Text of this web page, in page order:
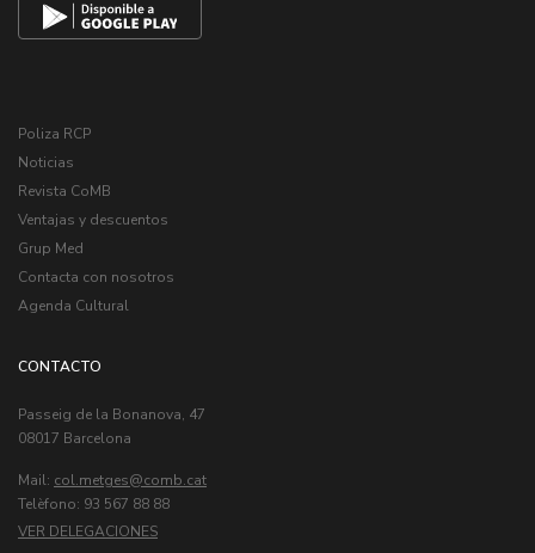
Poliza RCP
Noticias
Revista CoMB
Ventajas y descuentos
Grup Med
Contacta con nosotros
Agenda Cultural
CONTACTO
Passeig de la Bonanova, 47
08017 Barcelona
Mail: col.metges
Telèfono: 93 567 88 88
VER DELEGACIONES